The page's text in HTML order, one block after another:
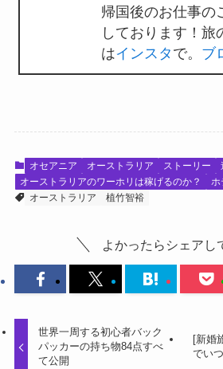
帰国後のお仕事の
しております！旅
はインスタ で。 ブ
オセアニア オーストラリア ストーリー
オーストラリアのワーホリは稼げるのか？
ホ
オーストラリア
植竹智裕
よかったらシェアし
世界一周する初心者バック
パッカーの持ち物84点すべ
て公開
[新婚
でい